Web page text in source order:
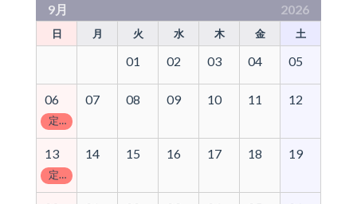
9月 2026
日 月 火 水 木 金 土
01 02 03 04 05
06
定休日
07 08 09 10 11 12
13
定休日
14 15 16 17 18 19